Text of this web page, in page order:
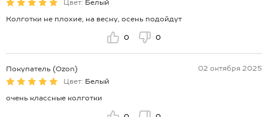
Цвет: Белый
Колготки не плохие, на весну, осень подойдут
0 0
Покупатель (Ozon)
02 октября 2025
Цвет: Белый
очень классные колготки